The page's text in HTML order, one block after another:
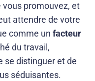
promouvez, et
attendre de votre
comme un facteur
du travail,
se distinguer et de
séduisantes.